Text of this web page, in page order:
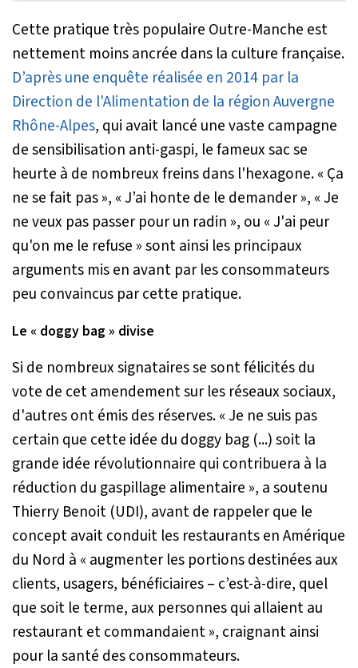
Cette pratique très populaire Outre-Manche est
nettement moins ancrée dans la culture française.
D’après une enquête réalisée en 2014 par la
Direction de l'Alimentation de la région Auvergne
Rhône-Alpes, qui avait lancé une vaste campagne
de sensibilisation anti-gaspi, le fameux sac se
heurte à de nombreux freins dans l'hexagone.« Ça
ne se fait pas », « J’ai honte de le demander », « Je
ne veux pas passer pour un radin », ou « J'ai peur
qu'on me le refuse »sont ainsi les principaux
arguments mis en avant par les consommateurs
peu convaincus par cette pratique.
Le « doggy bag » divise
Si de nombreux signataires se sont félicités du
vote de cet amendement sur les réseaux sociaux,
d'autres ont émis des réserves.« Je ne suis pas
certain que cette idée du doggy bag (...) soit la
grande idée révolutionnaire qui contribuera à la
réduction du gaspillage alimentaire », a soutenu
Thierry Benoit (UDI), avant de rappeler que le
concept avait conduit les restaurants en Amérique
du Nord à « augmenter les portions destinées aux
clients, usagers, bénéficiaires – c’est-à-dire, quel
que soit le terme, aux personnes qui allaient au
restaurant et commandaient », craignant ainsi
pour la santé des consommateurs.